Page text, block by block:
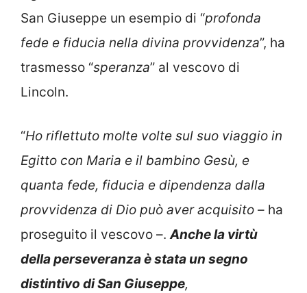
San Giuseppe un esempio di “profonda
fede e fiducia nella divina provvidenza”, ha
trasmesso “speranza” al vescovo di
Lincoln.
“Ho riflettuto molte volte sul suo viaggio in
Egitto con Maria e il bambino Gesù, e
quanta fede, fiducia e dipendenza dalla
provvidenza di Dio può aver acquisito – ha
proseguito il vescovo –.Anche la virtù
della perseveranza è stata un segno
distintivo di San Giuseppe,